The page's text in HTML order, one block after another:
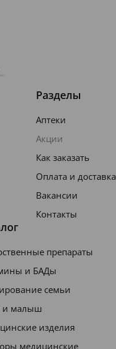
Разделы
Аптеки
Акции
Как заказать
Оплата и доставка
Вакансии
Контакты
препараты
и БАДы
семьи
и малыш
изделия
медицинские